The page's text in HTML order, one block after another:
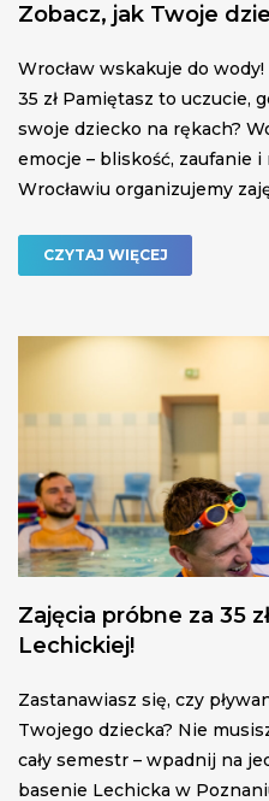
Zobacz, jak Twoje
Wrocław wskakuje do wody!
35 zł Pamiętasz to uczucie,
swoje dziecko na rękach?
emocje – bliskość, zaufanie
Wrocławiu organizujemy
CZYTAJ WIĘCEJ
Zajęcia próbne za 35
Lechickiej!
Zastanawiasz się, czy
Twojego dziecka? Nie
cały semestr – wpadnij na
basenie Lechicka w